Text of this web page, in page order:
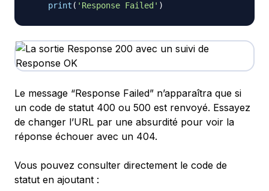
print ( 'Response Failed' )
Le message “Response Failed” n’apparaîtra que si
un code de statut 400 ou 500 est renvoyé. Essayez
de changer l’URL par une absurdité pour voir la
réponse échouer avec un 404.
Vous pouvez consulter directement le code de
statut en ajoutant :